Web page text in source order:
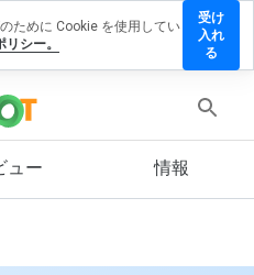
ュー 情報
ために Cookie を使用してい
シー。
受け
入れ
る